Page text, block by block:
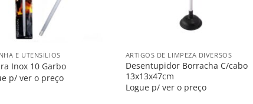
E UTENSÍLIOS
Inox 10 Garbo
p/ ver o preço
ARTIGOS DE LIMPEZA DIVERSOS
Desentupidor Borracha C/cabo
13x13x47cm
Logue p/ ver o preço